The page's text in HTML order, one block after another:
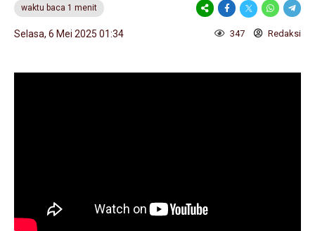
waktu baca 1 menit
Selasa, 6 Mei 2025 01:34 347 Redaksi